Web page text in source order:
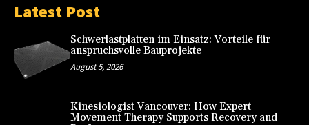
Latest Post
Schwerlastplatten im Einsatz: Vorteile für
anspruchsvolle Bauprojekte
August 5, 2026
Kinesiologist Vancouver: How Expert
Movement Therapy Supports Recovery and